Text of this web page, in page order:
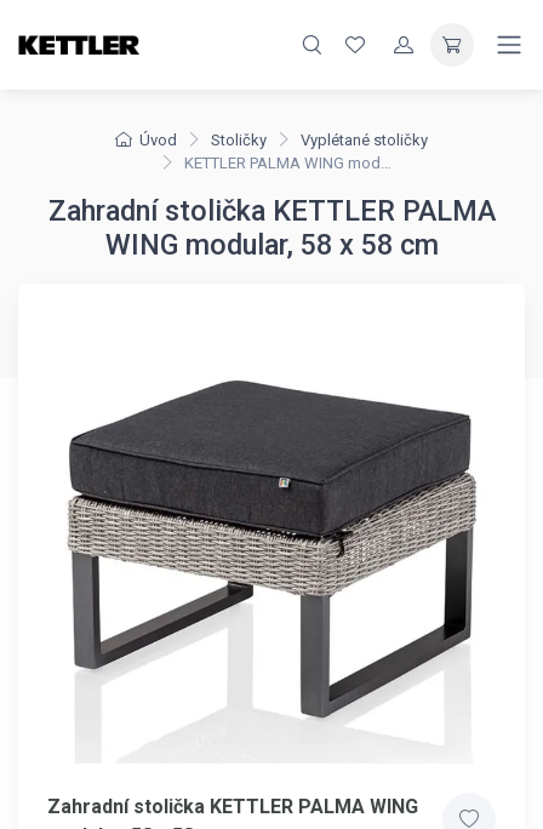
Úvod Stoličky
Vyplétané stoličky
KETTLER PALMA WING modular, stolička 58 x 58 cm
Zahradní stolička KETTLER PALMA
WING modular, 58 x 58 cm
Zahradní stolička KETTLER PALMA WING